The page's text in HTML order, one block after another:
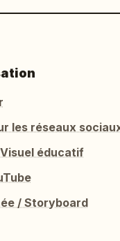
les réseaux
éducatif
/ Storyboard